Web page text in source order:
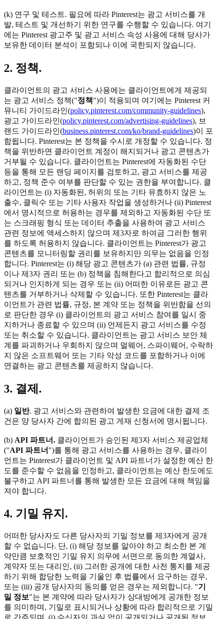
(k) 연구 및 테스트. 필요에 따라 Pinterest는 광고 서비스를 개
발, 테스트 및 개선하기 위한 연구를 수행할 수 있습니다. 여기
에는 Pinterest 광고주 및 광고 서비스 속성 사용에 대해 당사가
보유한 데이터 분석이 포함되나 이에 국한되지 않습니다.
2. 정책.
클라이언트의 광고 서비스 사용에는 클라이언트에게 제공되
는 광고 서비스 정책("정책")이 적용되며 여기에는 Pinterest 커
뮤니티 가이드라인(policy.pinterest.com/community-guidelines),
광고 가이드라인(policy.pinterest.com/advertising-guidelines), 브
랜드 가이드라인(business.pinterest.com/ko/brand-guidelines)이 포
함됩니다. Pinterest는 본 정책을 수시로 개정할 수 있습니다. 정
책을 위반하면 클라이언트 계정이 해지되거나 광고 콘텐츠가
거부될 수 있습니다. 클라이언트는 Pinterest에 자동화된 수단
등을 통해 모든 랜딩 페이지를 검토하고, 광고 서비스를 제공
하고, 정책 준수 여부를 판단할 수 있는 권한을 부여합니다. 클
라이언트는 (i) 자동화된, 허위의 또는 기타 유효하지 않은 노
출수, 클릭수 또는 기타 사용자 작업을 생성하거나 (ii) Pinterest
에서 명시적으로 허용하는 경우를 제외하고 자동화된 수단 또
는 스크래핑 형식 또는 데이터 추출을 사용하여 광고 서비스
관련 정보에 액세스하지 않으며 제3자로 하여금 그러한 행위
를 하도록 허용하지 않습니다. 클라이언트는 Pinterest가 광고
콘텐츠를 모니터링할 권리를 보유하지만 의무는 없음을 인정
합니다. Pinterest는 (i) 해당 광고 콘텐츠가 (a) 관련 법률, 규정
이나 제3자 권리 또는 (b) 정책을 침해한다고 합리적으로 의심
되거나 인지하게 되는 경우 또는 (ii) 어떠한 이유로든 광고 콘
텐츠를 거부하거나 삭제할 수 있습니다. 또한 Pinterest는 클라
이언트가 관련 법률, 규정, 본 계약 또는 정책을 위반함을 선의
로 판단한 경우 (i) 클라이언트의 광고 서비스 참여를 일시 중
지하거나 종료할 수 있으며 (ii) 언제든지 광고 서비스를 수정
또는 취소할 수 있습니다. 클라이언트는 광고 서비스 보안 체
계를 파괴하거나 우회하지 않으며 멀웨어, 스파이웨어, 수락하
지 않은 소프트웨어 또는 기타 악성 코드를 포함하거나 이에
연결하는 광고 콘텐츠를 제공하지 않습니다.
3. 결제.
(a) 일반. 광고 서비스와 관련하여 발생한 요금에 대한 결제 조
건은 양 당사자 간에 합의된 광고 게재 신청서에 명시됩니다.
(b) API 파트너. 클라이언트가 승인된 제3자 서비스 제공업체
("API 파트너 ")를 통해 광고 서비스를 사용하는 경우, 클라이
언트는 Pinterest가 클라이언트 및 API 파트너가 설정한 예산 한
도를 준수할 수 없음을 인정하고, 클라이언트는 예산 한도에도
불구하고 API 파트너를 통해 발생한 모든 요금에 대해 책임을
져야 합니다.
4. 기밀 유지.
어떠한 당사자도 다른 당사자의 기밀 정보를 제3자에게 공개
할 수 없습니다. 단, (i) 해당 정보를 알아야 하고 최소한 본 계
약만큼 보호적인 기밀 유지 의무에 서면으로 동의한 계열사,
계약자 또는 대리인, (ii) 그러한 공개에 대한 사전 통지를 제공
하기 위해 합당한 노력을 기울인 후 법률에서 요구하는 경우,
또는 (iii) 공개 당사자의 동의를 얻은 경우는 제외합니다. "기
밀 정보"는 본 계약에 따라 당사자가 상대방에게 공개한 정보
를 의미하며, 기밀로 표시되거나 상황에 따라 합리적으로 기밀